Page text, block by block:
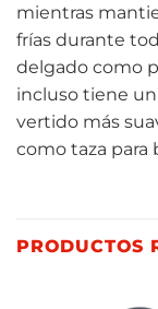
mientras
frías durante
delgado como
incluso tiene
vertido más
como taza para
PRODUCTOS